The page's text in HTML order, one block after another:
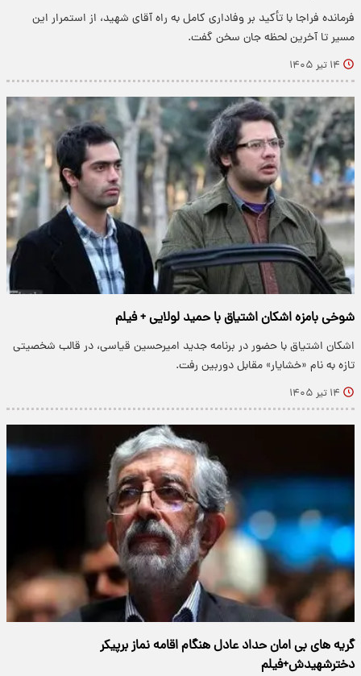
فرمانده فراجا با تأکید بر وفاداری کامل به راه آقای شهید، از استمرار این
مسیر تا آخرین لحظه جان سخن گفت.
۱۴ تیر ۱۴۰۵
شوخی بامزه اشکان اشتیاق با حمید لولایی + فیلم
اشکان اشتیاق با حضور در برنامه جدید امیرحسین قیاسی، در قالب شخصیتی
تازه به نام «خشایار» مقابل دوربین رفت.
۱۴ تیر ۱۴۰۵
گریه های بی امان حداد عادل هنگام اقامه نماز برپیکر
دخترشهیدش+فیلم